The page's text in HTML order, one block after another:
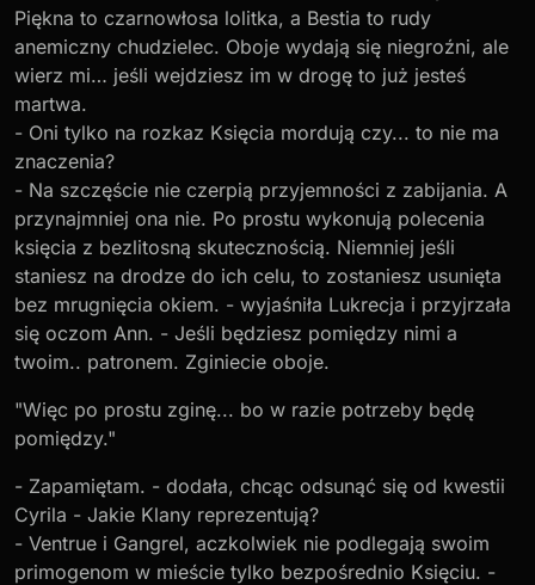
Piękna to czarnowłosa lolitka, a Bestia to rudy
anemiczny chudzielec. Oboje wydają się niegroźni, ale
wierz mi… jeśli wejdziesz im w drogę to już jesteś
martwa.
- Oni tylko na rozkaz Księcia mordują czy... to nie ma
znaczenia?
- Na szczęście nie czerpią przyjemności z zabijania. A
przynajmniej ona nie. Po prostu wykonują polecenia
księcia z bezlitosną skutecznością. Niemniej jeśli
staniesz na drodze do ich celu, to zostaniesz usunięta
bez mrugnięcia okiem. - wyjaśniła Lukrecja i przyjrzała
się oczom Ann. - Jeśli będziesz pomiędzy nimi a
twoim.. patronem. Zginiecie oboje.
"Więc po prostu zginę... bo w razie potrzeby będę
pomiędzy."
- Zapamiętam. - dodała, chcąc odsunąć się od kwestii
Cyrila - Jakie Klany reprezentują?
- Ventrue i Gangrel, aczkolwiek nie podlegają swoim
primogenom w mieście tylko bezpośrednio Księciu. -